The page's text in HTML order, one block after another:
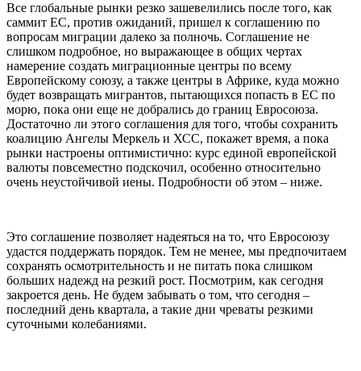
Все глобальные рынки резко зашевелились после того, как
саммит ЕС, против ожиданий, пришел к соглашению по
вопросам миграции далеко за полночь. Соглашение не
слишком подробное, но выражающее в общих чертах
намерение создать миграционные центры по всему
Европейскому союзу, а также центры в Африке, куда можно
будет возвращать мигрантов, пытающихся попасть в ЕС по
морю, пока они еще не добрались до границ Евросоюза.
Достаточно ли этого соглашения для того, чтобы сохранить
коалицию Ангелы Меркель и ХСС, покажет время, а пока
рынки настроены оптимистично: курс единой европейской
валюты повсеместно подскочил, особенно относительно
очень неустойчивой иены. Подробности об этом – ниже.
Это соглашение позволяет надеяться на то, что Евросоюзу
удастся поддержать порядок. Тем не менее, мы предпочитаем
сохранять осмотрительность и не питать пока слишком
больших надежд на резкий рост. Посмотрим, как сегодня
закроется день. Не будем забывать о том, что сегодня –
последний день квартала, а такие дни чреваты резкими
суточными колебаниями.